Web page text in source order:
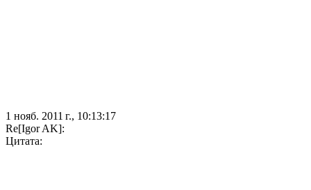
1 нояб. 2011 г., 10:13:17
Re[Igor AK]:
Цитата: